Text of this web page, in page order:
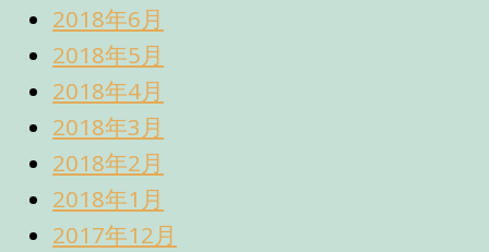
2018年6月
2018年5月
2018年4月
2018年3月
2018年2月
2018年1月
2017年12月